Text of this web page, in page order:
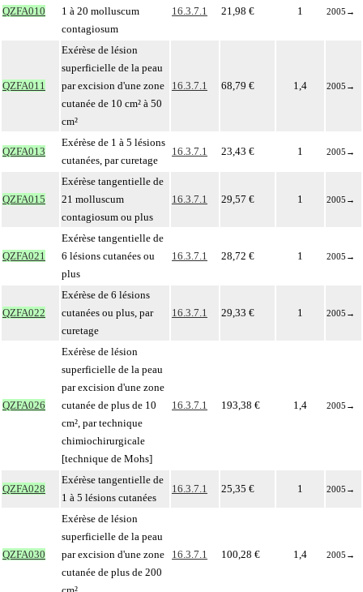
QZFA010
1 à 20 molluscum
contagiosum
16.3.7.1 21,98 € 1 2005 →
QZFA011
Exérèse de lésion
superficielle de la peau
par excision d'une zone
cutanée de 10 cm² à 50
cm²
16.3.7.1 68,79 € 1,4 2005 →
QZFA013
Exérèse de 1 à 5 lésions
cutanées, par curetage
16.3.7.1 23,43 € 1 2005 →
QZFA015
Exérèse tangentielle de
21 molluscum
contagiosum ou plus
16.3.7.1 29,57 € 1 2005 →
QZFA021
Exérèse tangentielle de
6 lésions cutanées ou
plus
16.3.7.1 28,72 € 1 2005 →
QZFA022
Exérèse de 6 lésions
cutanées ou plus, par
curetage
16.3.7.1 29,33 € 1 2005 →
QZFA026
Exérèse de lésion
superficielle de la peau
par excision d'une zone
cutanée de plus de 10
cm², par technique
chimiochirurgicale
[technique de Mohs]
16.3.7.1 193,38 € 1,4 2005 →
QZFA028
Exérèse tangentielle de
1 à 5 lésions cutanées
16.3.7.1 25,35 € 1 2005 →
QZFA030
Exérèse de lésion
superficielle de la peau
par excision d'une zone
cutanée de plus de 200
16.3.7.1 100,28 € 1,4 2005 →